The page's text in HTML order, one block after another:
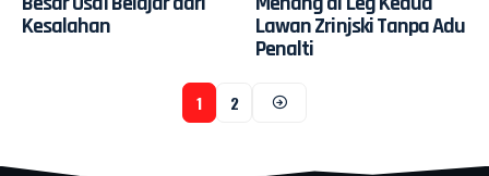
Kesalahan
Lawan Zrinjski Tanpa Adu
Penalti
1 2